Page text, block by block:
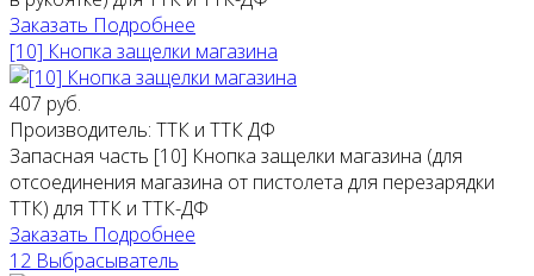
Заказать Подробнее
[10] Кнопка защелки магазина
407 руб.
Производитель: ТТК и ТТК ДФ
Запасная часть [10] Кнопка защелки магазина (для
отсоединения магазина от пистолета для перезарядки
ТТК) для ТТК и ТТК-ДФ
Заказать Подробнее
12 Выбрасыватель